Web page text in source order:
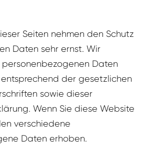
Seiten nehmen den Schutz
Daten sehr ernst. Wir
Daten
der gesetzlichen
sowie dieser
Wenn Sie diese Website
verschiedene
Daten erhoben.